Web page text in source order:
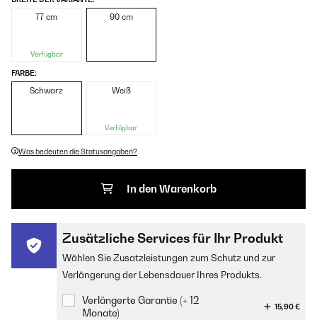
77 cm
Verfügbar
90 cm
FARBE:
Schwarz Weiß
Verfügbar
Was bedeuten die Statusangaben?
In den Warenkorb
Zusätzliche Services für Ihr Produkt
Wählen Sie Zusatzleistungen zum Schutz und zur
Verlängerung der Lebensdauer Ihres Produkts.
Verlängerte Garantie (+ 12
Monate)
15,90 €